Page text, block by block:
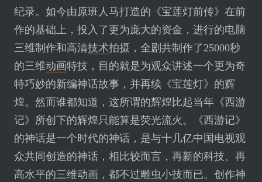
纪录。如今由原班人马打造的《宝莲灯前传》在前
作的基础上，投入了更为庞大的资金，进行的电脑
三维制作和高清技术拍摄，全剧共制作了25000秒
的三维动画特技，目的就是为观众讲述一个更为奇
特巧妙的新编神话故事，并再续《宝莲灯》的辉
煌。然而谁都知道，这所谓的辉煌比起当年《西游
记》所创下的辉煌只能算是荧光流火。《西游记》
的神话是一个时代的神话，是与十几亿中国电视观
众共同创造的神话，相比较而言，再新的科技、再
高水平的三维动画，都不过雕虫小技而已。创作神